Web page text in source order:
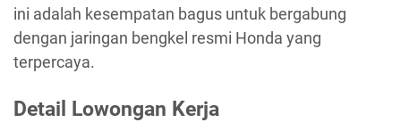
ini adalah kesempatan bagus untuk bergabung
dengan jaringan bengkel resmi Honda yang
terpercaya.
Detail Lowongan Kerja